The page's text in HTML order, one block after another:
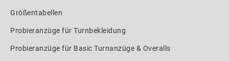
Größentabellen
Probieranzüge für Turnbekleidung
Probieranzüge für Basic Turnanzüge & Overalls